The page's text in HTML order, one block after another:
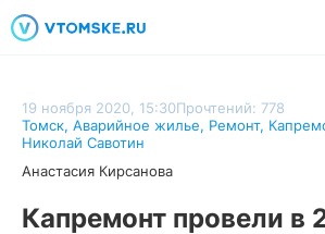
19 ноября 2020, 15:30Прочтений: 778
Томск, Аварийное жилье, Ремонт,
Николай Савотин
Анастасия Кирсанова
Капремонт провели в